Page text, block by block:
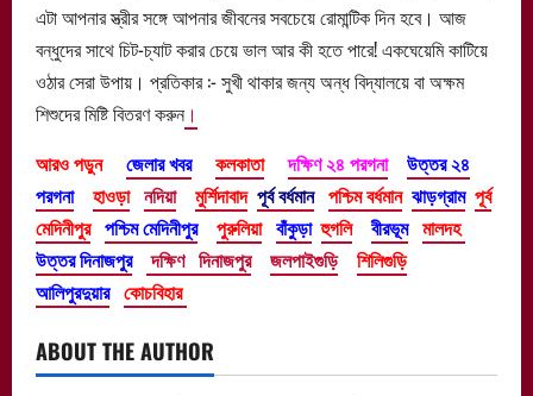
এটা আপনার স্ত্রীর সঙ্গে আপনার জীবনের সবচেয়ে রোমান্টিক দিন হবে। আজ
বন্ধুদের সাথে চিট-চ্যাট করার চেয়ে ভাল আর কী হতে পারে! একঘেয়েমি কাটিয়ে
ওঠার সেরা উপায়। প্রতিকার :- সুখী থাকার জন্য অন্ধ বিদ্যালয়ে বা অক্ষম
শিশুদের মিষ্টি বিতরণ করুন ।
আরও পড়ুন
জেলার খবর কলকাতা দক্ষিণ ২৪ পরগনা
উত্তর ২৪
পরগনা
হাওড়া নদিয়া মুর্শিদাবাদ পূর্ব বর্ধমান পশ্চিম বর্ধমান ঝাড়গ্রাম পূর্ব
মেদিনীপুর পশ্চিম মেদিনীপুর পুরুলিয়া বাঁকুড়া হুগলি বীরভূম মালদহ
উত্তর দিনাজপুর
দক্ষিণ দিনাজপুর জলপাইগুড়ি
শিলিগুড়ি
আলিপুরদুয়ার কোচবিহার
ABOUT THE AUTHOR